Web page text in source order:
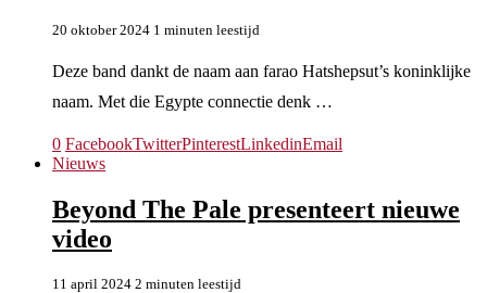
20 oktober 2024 1 minuten leestijd
Deze band dankt de naam aan farao Hatshepsut’s koninklijke
naam. Met die Egypte connectie denk …
0 FacebookTwitterPinterestLinkedinEmail
Nieuws
Beyond The Pale presenteert nieuwe
video
11 april 2024 2 minuten leestijd